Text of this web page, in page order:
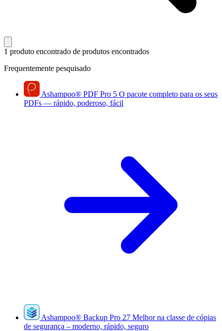
1 produto encontrado de produtos encontrados
Frequentemente pesquisado
Ashampoo® PDF Pro 5 O pacote completo para os seus
PDFs — rápido, poderoso, fácil
Ashampoo® Backup Pro 27 Melhor na classe de cópias
de segurança – moderno, rápido, seguro